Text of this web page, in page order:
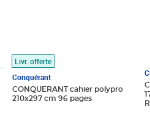
Livr. offerte
Conquérant
CONQUERANT cahier polypro
210x297 cm 96 pages